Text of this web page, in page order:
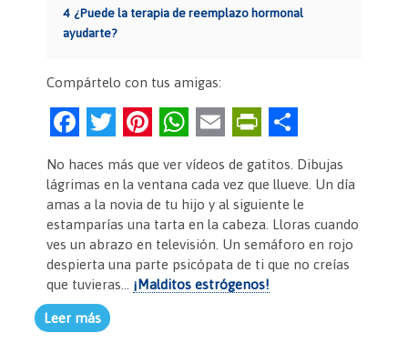
4 ¿Puede la terapia de reemplazo hormonal
ayudarte?
Compártelo con tus amigas:
F
c
e
b
o
o
k
T
w
itt
er
Pi
er
es
t
W
h
at
s
A
p
p
E
m
ai
l
Pr
in
tF
ri
e
n
dl
o
m
p
ar
tir
No haces más que ver vídeos de gatitos. Dibujas
lágrimas en la ventana cada vez que llueve. Un día
amas a la novia de tu hijo y al siguiente le
estamparías una tarta en la cabeza. Lloras cuando
ves un abrazo en televisión. Un semáforo en rojo
despierta una parte psicópata de ti que no creías
que tuvieras… ¡Malditos estrógenos!
Leer más